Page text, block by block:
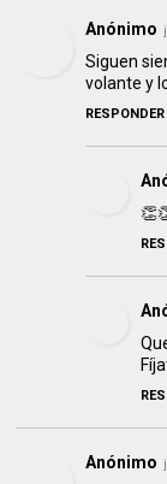
Anónimo
Siguen
volante y
RESPONDER
Anónimo